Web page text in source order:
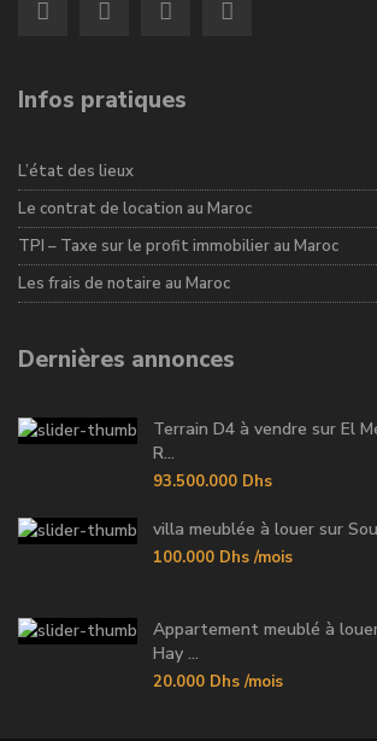
Infos pratiques
L’état des lieux
Le contrat de location au Maroc
TPI – Taxe sur le profit immobilier au Maroc
Les frais de notaire au Maroc
Dernières annonces
Terrain D4 à vendre sur El
R...
93.500.000 Dhs
villa meublée à louer sur
100.000 Dhs /mois
Appartement meublé à
Hay ...
20.000 Dhs /mois